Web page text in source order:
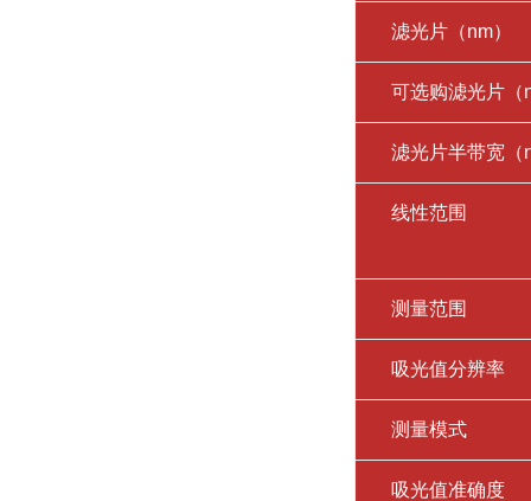
滤光片（nm）
可选购滤光片（
滤光片半带宽（
线性范围
测量范围
吸光值分辨率
测量模式
吸光值准确度